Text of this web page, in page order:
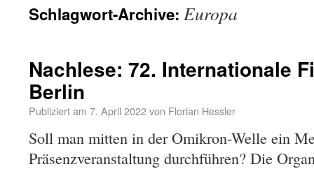
Schlagwort-Archive: Europa
Nachlese: 72. Internationale
Berlin
Publiziert am 7. April 2022von Florian Hessler
Soll man mitten in der Omikron-Welle ein
Präsenzveranstaltung durchführen? Die